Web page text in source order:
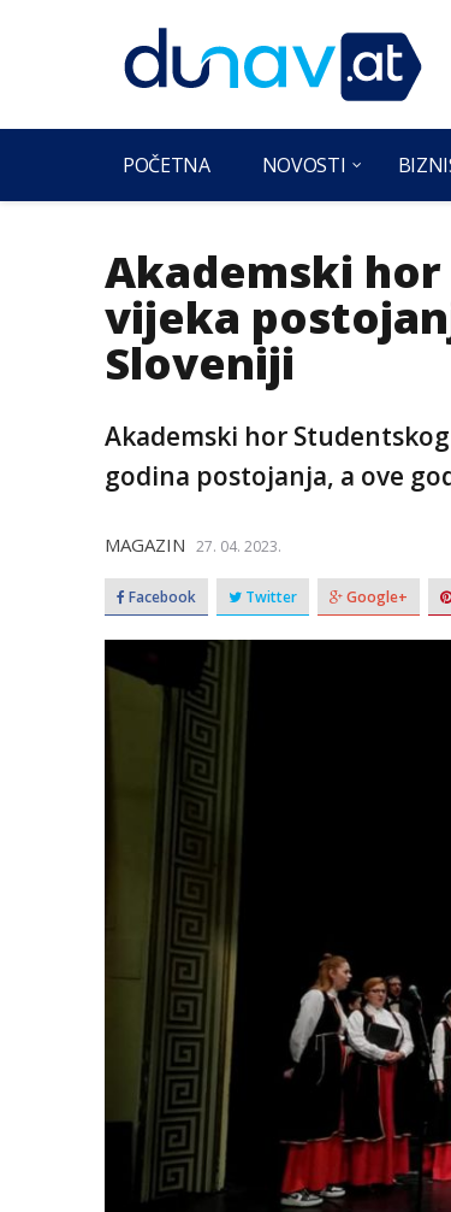
POČETNA NOVOSTI
Akademski
vijeka
Sloveniji
Akademski hor
godina postojanja, a ove
MAGAZIN 27. 04. 2023.
Facebook Twitter Google+